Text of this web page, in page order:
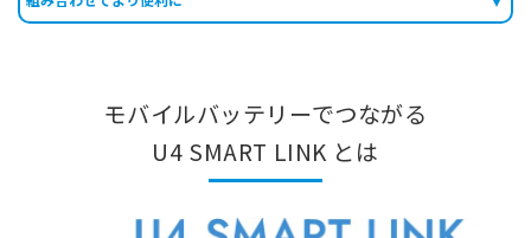
モバイルバッテリーでつながる
U4 SMART LINK とは